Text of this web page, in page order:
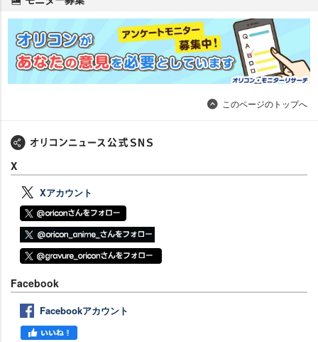
このページのトップへ
X
Xアカウント
Facebook
Facebookアカウント